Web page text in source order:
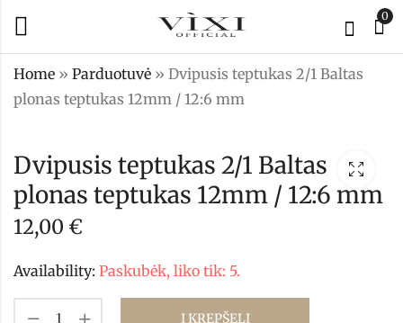
0
Home » Parduotuvė » Dvipusis teptukas 2/1 Baltas
plonas teptukas 12mm / 12:6 mm
YAY No.9
11,90 €
2/1 plonas teptukas
12mm / 12:6 mm
Beige
12,00 €
Dvipusis teptukas 2/1 Baltas
plonas teptukas 12mm / 12:6 mm
12,00 €
Availability: Paskubėk, liko tik: 5.
Į KREPŠELĮ